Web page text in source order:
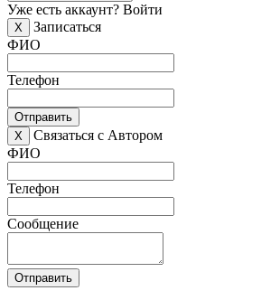
Уже есть аккаунт? Войти
X
Записаться
ФИО
Телефон
Отправить
X
Связаться с Автором
ФИО
Телефон
Сообщение
Отправить